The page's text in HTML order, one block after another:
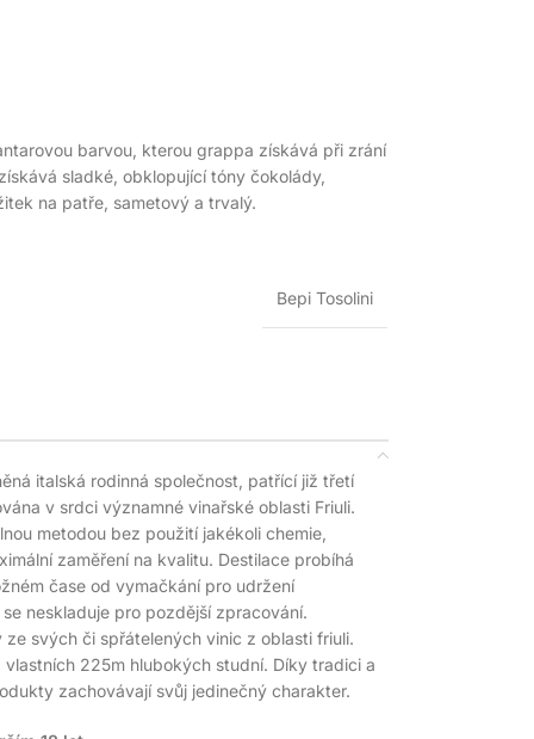
barvou, kterou grappa získává při zrání
sladké, obklopující tóny čokolády,
na patře, sametový a trvalý.
Bepi Tosolini
italská rodinná společnost, patřící již třetí
v srdci významné vinařské oblasti Friuli.
metodou bez použití jakékoli chemie,
zaměření na kvalitu. Destilace probíhá
čase od vymačkání pro udržení
neskladuje pro pozdější zpracování.
svých či spřátelených vinic z oblasti friuli.
225m hlubokých studní. Díky tradici a
zachovávají svůj jedinečný charakter.